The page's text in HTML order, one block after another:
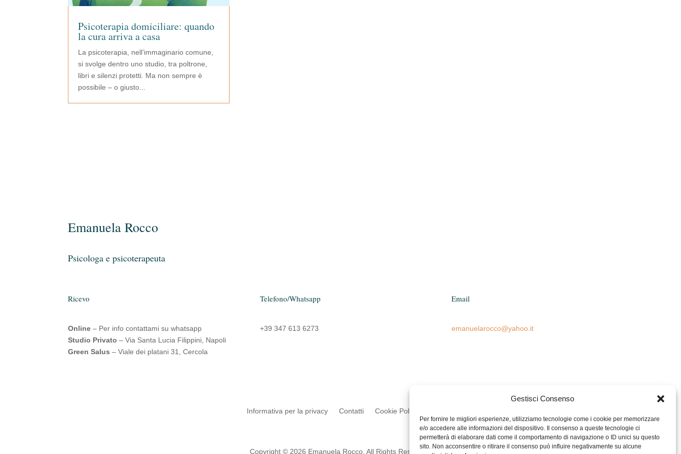
Gestisci Consenso
Per fornire le migliori esperienze, utilizziamo tecnologie come i cookie per memorizzare
e/o accedere alle informazioni del dispositivo. Il consenso a queste tecnologie ci
permetterà di elaborare dati come il comportamento di navigazione o ID unici su questo
sito. Non acconsentire o ritirare il consenso può influire negativamente su alcune
Psicoterapia domiciliare: quando
la cura arriva a casa
La psicoterapia, nell’immaginario comune,
si svolge dentro uno studio, tra poltrone,
libri e silenzi protetti. Ma non sempre è
possibile – o giusto...
Emanuela Rocco
Psicologa e psicoterapeuta
Ricevo
Online – Per info contattami su whatsapp
Studio Privato – Via Santa Lucia Filippini, Napoli
Green Salus – Viale dei platani 31, Cercola
Telefono/Whatsapp
+39 347 613 6273
Email
emanuelarocco@yahoo.it
Informativa per la privacy Contatti Cookie Policy (UE)
Copyright © 2026 Emanuela Rocco. All Rights Reserved.